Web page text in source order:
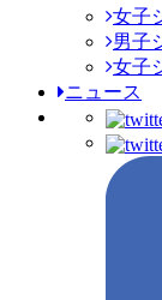
女子
男子
女子
ニュース